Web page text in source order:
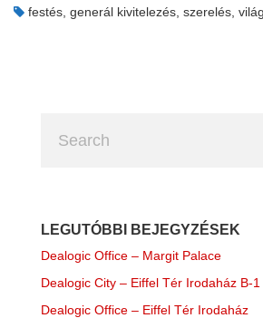
festés generál kivitelezés szerelés
LEGUTÓBBI BEJEGYZÉSEK
Dealogic Office – Margit Palace
Dealogic City – Eiffel Tér Irodaház B-1
Dealogic Office – Eiffel Tér Irodaház